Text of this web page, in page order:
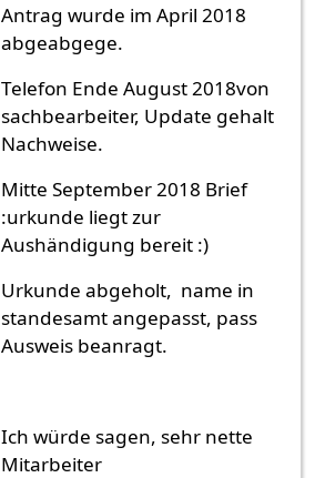
Antrag wurde im April 2018
abgeabgege.
Telefon Ende August 2018von
sachbearbeiter, Update gehalt
Nachweise.
Mitte September 2018 Brief
:urkunde liegt zur
Aushändigung bereit :)
Urkunde abgeholt, name in
standesamt angepasst, pass
Ausweis beanragt.
Ich würde sagen, sehr nette
Mitarbeiter